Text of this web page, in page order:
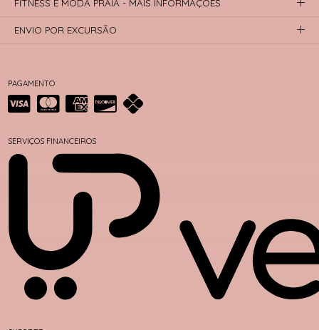
PAGAMENTO
SERVIÇOS FINANCEIROS
FITNESS E MODA PRAIA - MAIS INFORMAÇÕES
ENVIO POR EXCURSÃO